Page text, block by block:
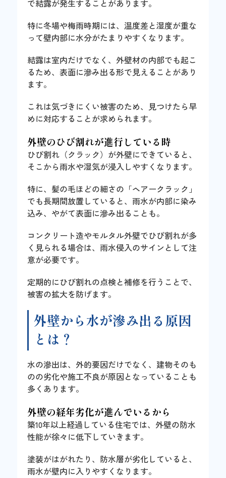
で結露が発生することがあります。
特に冬場や梅雨時期には、温度差と湿度が重な
って壁内部に水分がたまりやすくなります。
結露は室内だけでなく、外壁材の内部でも起こ
るため、表面に滲み出る形で見えることがあり
ます。
これは気づきにくい被害のため、見つけたら早
めに対応することが求められます。
外壁のひび割れが進行している時
ひび割れ（クラック）が外壁にできていると、
そこから雨水や湿気が浸入しやすくなります。
特に、髪の毛ほどの細さの「ヘアークラック」
でも長期間放置していると、雨水が内部に染み
込み、やがて表面に滲み出ることも。
コンクリート造やモルタル外壁でひび割れが多
く見られる場合は、雨水侵入のサインとして注
意が必要です。
定期的にひび割れの点検と補修を行うことで、
被害の拡大を防げます。
外壁から水が滲み出る原因
とは？
水の滲出は、外的要因だけでなく、建物そのも
のの劣化や施工不良が原因となっていることも
多くあります。
外壁の経年劣化が進んでいるから
築10年以上経過している住宅では、外壁の防水
性能が徐々に低下していきます。
塗装がはがれたり、防水層が劣化していると、
雨水が壁内に入りやすくなります。